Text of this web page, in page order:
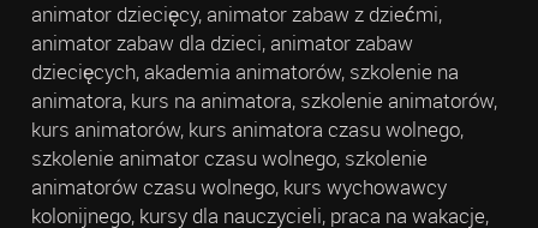
animator dziecięcy, animator zabaw z dziećmi,
animator zabaw dla dzieci, animator zabaw
dziecięcych, akademia animatorów, szkolenie na
animatora, kurs na animatora, szkolenie animatorów,
kurs animatorów, kurs animatora czasu wolnego,
szkolenie animator czasu wolnego, szkolenie
animatorów czasu wolnego, kurs wychowawcy
kolonijnego, kursy dla nauczycieli, praca na wakacje,